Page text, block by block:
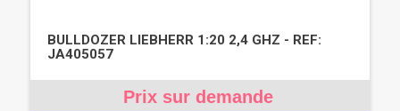
BULLDOZER LIEBHERR 1:20 2,4 GHZ - REF:
JA405057
Prix sur demande